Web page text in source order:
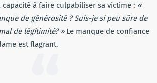
capacité à faire culpabiliser sa victime : «
de générosité ? Suis-je si peu sûre de
de légitimité? »Le manque de confiance
est flagrant.